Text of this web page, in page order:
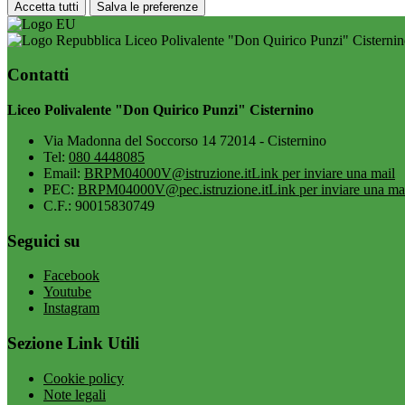
Accetta tutti Salva le preferenze
Liceo Polivalente "Don Quirico Punzi"
Contatti
Liceo Polivalente "Don Quirico Punzi" Cisternino
Via Madonna del Soccorso 14 72014 - Cisternino
Tel: 080 4448085
Email: BRPM04000V@istruzione.itLink per inviare una mail
PEC: BRPM04000V@pec.istruzione.itLink per inviare una
C.F.: 90015830749
Seguici su
Facebook
Youtube
Instagram
Sezione Link Utili
Cookie policy
Note legali